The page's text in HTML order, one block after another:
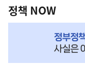
책
NOW,
정책 NOW